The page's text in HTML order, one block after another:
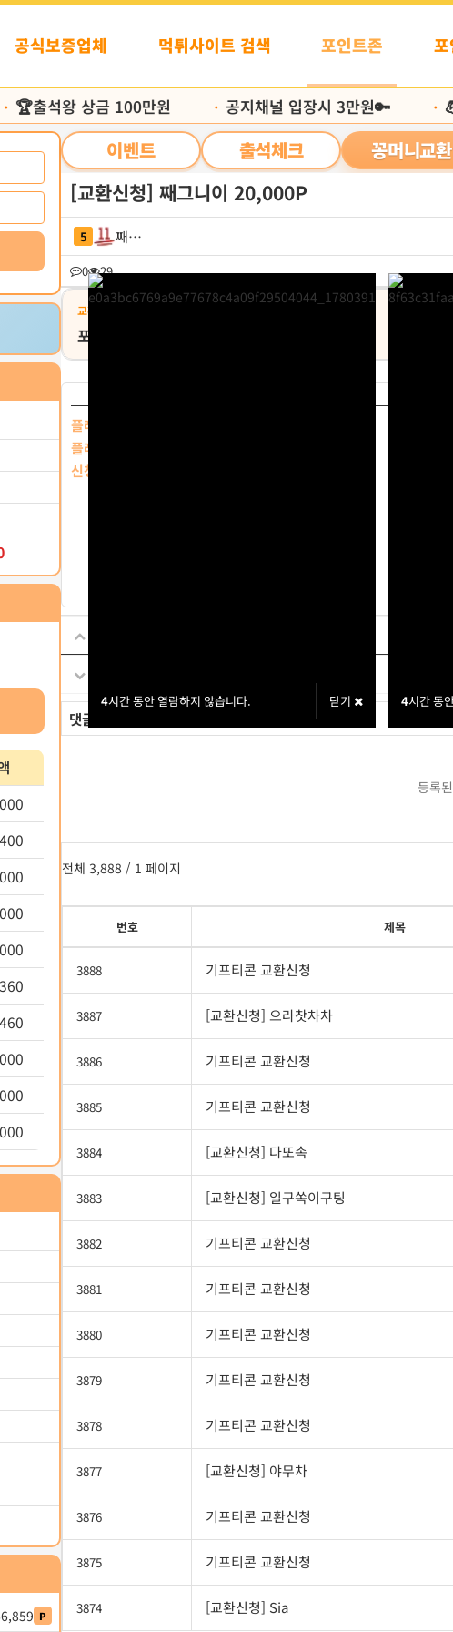
4시간 동안 열람하지 않습니다. 닫기 4시간 동
공식보증업체 먹튀사이트 검색 포인트존
🏆출석왕 상금 100만원 공지채널 입장시 3만원🔑 💪
P
이벤트 출석체크 꽁머니교환
[교환신청] 째그니이 20,000P
5 째그니
0
29
교환유형
포인트 교환
플레이어아이디:
플레이어명:
신청포인트:
댓글
등록
전체 3,888 / 1 페이지
번호 제목
3888 기프티콘 교환신청
3887 [교환신청] 으라찻차차
3886 기프티콘 교환신청
3885 기프티콘 교환신청
3884 [교환신청] 다또속
3883 [교환신청] 일구쏙이구팅
3882 기프티콘 교환신청
3881 기프티콘 교환신청
3880 기프티콘 교환신청
3879 기프티콘 교환신청
3878 기프티콘 교환신청
3877 [교환신청] 야무차
3876 기프티콘 교환신청
3875 기프티콘 교환신청
3874 [교환신청] Sia